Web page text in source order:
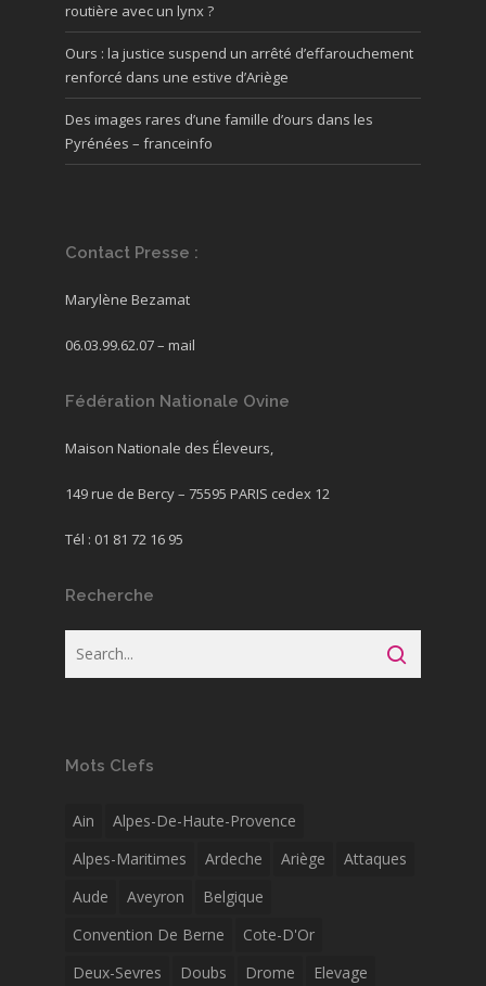
routière avec un lynx ?
Ours : la justice suspend un arrêté d’effarouchement
renforcé dans une estive d’Ariège
Des images rares d’une famille d’ours dans les
Pyrénées – franceinfo
Contact Presse :
Marylène Bezamat
06.03.99.62.07 – mail
Fédération Nationale Ovine
Maison Nationale des Éleveurs,
149 rue de Bercy – 75595 PARIS cedex 12
Tél : 01 81 72 16 95
Recherche
Mots Clefs
Ain
Alpes-De-Haute-Provence
Alpes-Maritimes
Ardeche Ariège
Attaques
Aude
Aveyron
Belgique
Convention De Berne
Cote-D'Or
Deux-Sevres
Doubs Drome
Elevage